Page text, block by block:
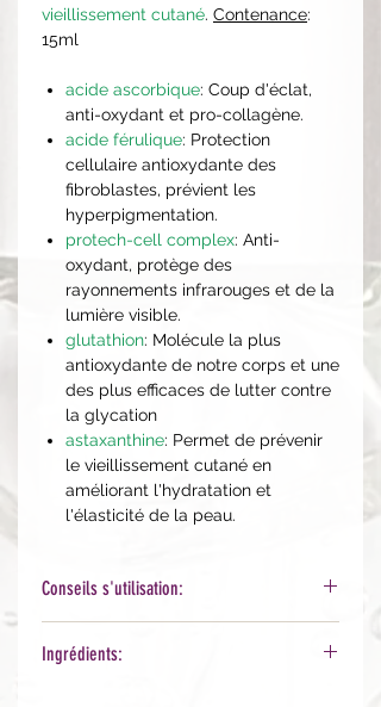
vieillissement cutané. Contenance:
15ml
acide ascorbique: Coup d'éclat,
anti-oxydant et pro-collagène.
acide férulique: Protection
cellulaire antioxydante des
fibroblastes, prévient les
hyperpigmentation.
protech-cell complex: Anti-
oxydant, protège des
rayonnements infrarouges et de la
lumière visible.
glutathion: Molécule la plus
antioxydante de notre corps et une
des plus efficaces de lutter contre
la glycation
astaxanthine: Permet de prévenir
le vieillissement cutané en
améliorant l'hydratation et
l'élasticité de la peau.
Conseils s'utilisation:
appliquer 4 à 6 gouttes de sérum sur
Ingrédients: